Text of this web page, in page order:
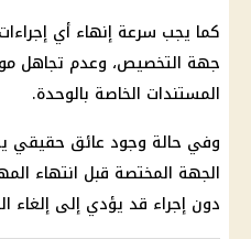
كما يجب سرعة إنهاء أي
جهة التخصيص، وعدم تجاهل
المستندات الخاصة بالوحدة.
وفي حالة وجود عائق حقيقي
الجهة المختصة قبل انتهاء
دون إجراء قد يؤدي إلى